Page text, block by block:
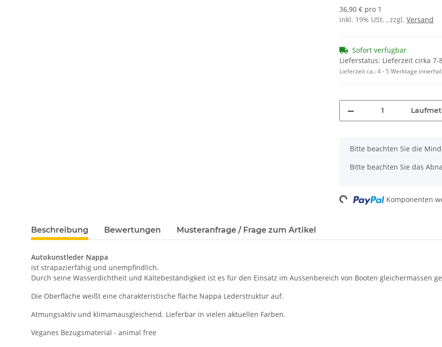
36,90 € pro 1
inkl. 19% USt. , zzgl. Versand
Sofort verfügbar
Lieferstatus: Lieferzeit cirka 7-
Lieferzeit ca.:4 - 5 Werktage
x
Bitte beachten Sie die
Bitte beachten Sie das
Loading... Komponenten
Beschreibung Bewertungen Musteranfrage / Frage zum Artikel
Autokunstleder Nappa
ist strapazierfähig und unempfindlich.
Durch seine Wasserdichtheit und Kältebeständigkeit ist es für den Einsatz im Aussenbereich von Booten gleichermassen
Die Oberfläche weißt eine charakteristische flache Nappa Lederstruktur auf.
Atmungsaktiv und klimamausgleichend. Lieferbar in vielen aktuellen Farben.
Veganes Bezugsmaterial - animal free